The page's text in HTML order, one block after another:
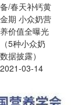
备/春天补钙黄
金期 小众奶营
养价值全曝光
（5种小众奶
数据披露）
2021-03-14